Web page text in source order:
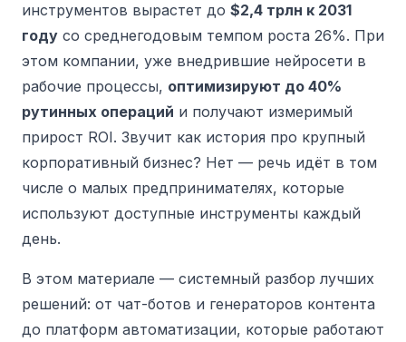
инструментов вырастет до $2,4 трлн к 2031
году со среднегодовым темпом роста 26%. При
этом компании, уже внедрившие нейросети в
рабочие процессы, оптимизируют до 40%
рутинных операций и получают измеримый
прирост ROI. Звучит как история про крупный
корпоративный бизнес? Нет — речь идёт в том
числе о малых предпринимателях, которые
используют доступные инструменты каждый
день.
В этом материале — системный разбор лучших
решений: от чат-ботов и генераторов контента
до платформ автоматизации, которые работают